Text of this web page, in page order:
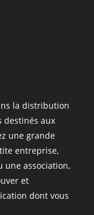
la distribution
aux
une grande
entreprise,
une association,
et
dont vous